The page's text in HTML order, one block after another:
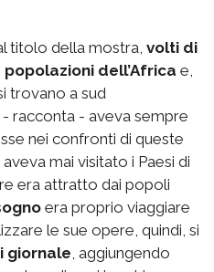
titolo della mostra, volti di
dell’Africa e,
trovano a sud
racconta - aveva sempre
nei confronti di queste
mai visitato i Paesi di
era attratto dai popoli
era proprio viaggiare
le sue opere, quindi, si
giornale , aggiungendo